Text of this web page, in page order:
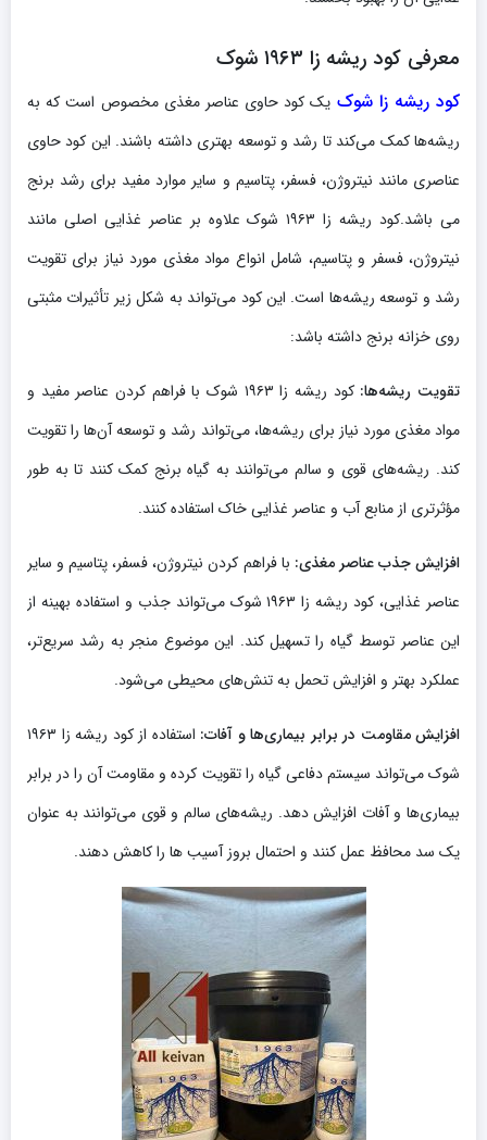
معرفی کود ریشه‌ زا ۱۹۶۳ شوک
کود ریشه‌ زا شوک یک کود حاوی عناصر مغذی مخصوص است که به
ریشه‌ها کمک می‌کند تا رشد و توسعه بهتری داشته باشند. این کود حاوی
عناصری مانند نیتروژن، فسفر، پتاسیم و سایر موارد مفید برای رشد برنج
می باشد.کود ریشه‌ زا ۱۹۶۳ شوک علاوه بر عناصر غذایی اصلی مانند
نیتروژن، فسفر و پتاسیم، شامل انواع مواد مغذی مورد نیاز برای تقویت
رشد و توسعه ریشه‌ها است. این کود می‌تواند به شکل زیر تأثیرات مثبتی
روی خزانه برنج داشته باشد:
تقویت ریشه‌ها:
کود ریشه‌ زا ۱۹۶۳ شوک با فراهم کردن عناصر مفید و
مواد مغذی مورد نیاز برای ریشه‌ها، می‌تواند رشد و توسعه آن‌ها را تقویت
کند. ریشه‌های قوی و سالم می‌توانند به گیاه برنج کمک کنند تا به طور
مؤثرتری از منابع آب و عناصر غذایی خاک استفاده کنند.
افزایش جذب عناصر مغذی: با فراهم کردن نیتروژن، فسفر، پتاسیم و سایر
عناصر غذایی، کود ریشه‌ زا ۱۹۶۳ شوک می‌تواند جذب و استفاده بهینه از
این عناصر توسط گیاه را تسهیل کند. این موضوع منجر به رشد سریع‌تر،
عملکرد بهتر و افزایش تحمل به تنش‌های محیطی می‌شود.
افزایش مقاومت در برابر بیماری‌ها و آفات:
استفاده از کود ریشه‌ زا ۱۹۶۳
شوک می‌تواند سیستم دفاعی گیاه را تقویت کرده و مقاومت آن را در برابر
بیماری‌ها و آفات افزایش دهد. ریشه‌های سالم و قوی می‌توانند به عنوان
یک سد محافظ عمل کنند و احتمال بروز آسیب ها را کاهش دهند.